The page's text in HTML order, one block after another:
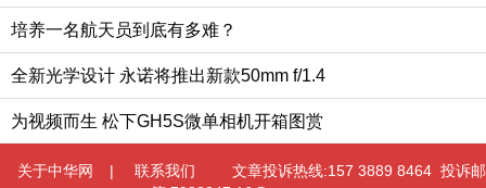
培养一名航天员到底有多难？
全新光学设计 永诺将推出新款50mm f/1.4
为视频而生 松下GH5S微单相机开箱图赏
关于中华网 | 联系我们
文章投诉热线:157 3889 8464 投诉邮